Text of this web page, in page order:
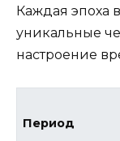
Каждая эпоха
уникальные
настроение
Период